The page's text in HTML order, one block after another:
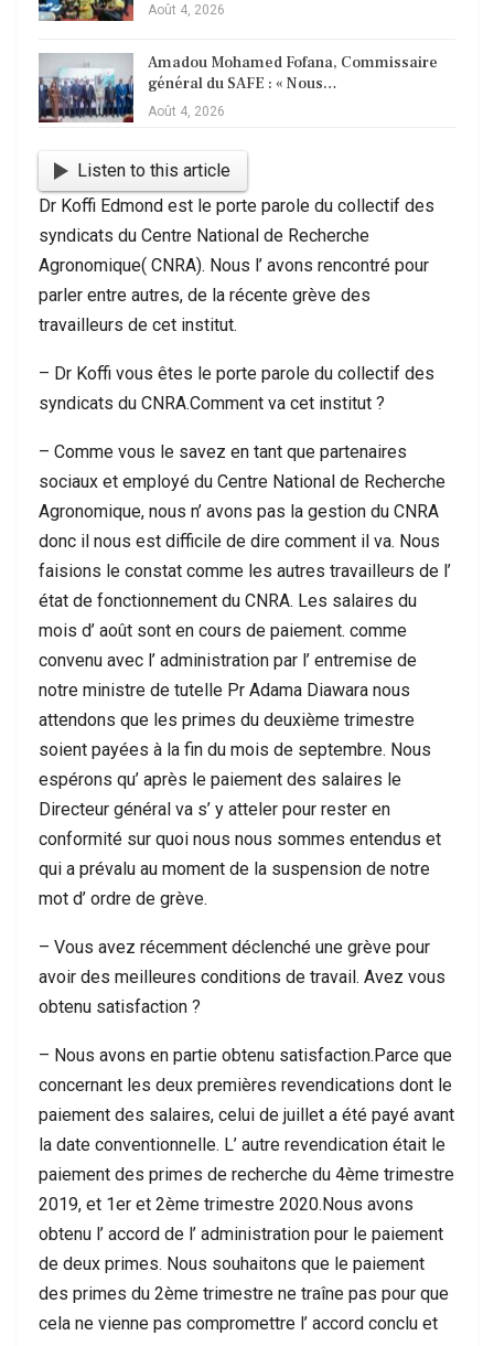
Août 4, 2026
Amadou Mohamed Fofana, Commissaire
général du SAFE : « Nous…
Août 4, 2026
Listen to this article
Dr Koffi Edmond est le porte parole du collectif des
syndicats du Centre National de Recherche
Agronomique( CNRA). Nous l’ avons rencontré pour
parler entre autres, de la récente grève des
travailleurs de cet institut.
– Dr Koffi vous êtes le porte parole du collectif des
syndicats du CNRA.Comment va cet institut ?
– Comme vous le savez en tant que partenaires
sociaux et employé du Centre National de Recherche
Agronomique, nous n’ avons pas la gestion du CNRA
donc il nous est difficile de dire comment il va. Nous
faisions le constat comme les autres travailleurs de l’
état de fonctionnement du CNRA. Les salaires du
mois d’ août sont en cours de paiement. comme
convenu avec l’ administration par l’ entremise de
notre ministre de tutelle Pr Adama Diawara nous
attendons que les primes du deuxième trimestre
soient payées à la fin du mois de septembre. Nous
espérons qu’ après le paiement des salaires le
Directeur général va s’ y atteler pour rester en
conformité sur quoi nous nous sommes entendus et
qui a prévalu au moment de la suspension de notre
mot d’ ordre de grève.
– Vous avez récemment déclenché une grève pour
avoir des meilleures conditions de travail. Avez vous
obtenu satisfaction ?
– Nous avons en partie obtenu satisfaction.Parce que
concernant les deux premières revendications dont le
paiement des salaires, celui de juillet a été payé avant
la date conventionnelle. L’ autre revendication était le
paiement des primes de recherche du 4ème trimestre
2019, et 1er et 2ème trimestre 2020.Nous avons
obtenu l’ accord de l’ administration pour le paiement
de deux primes. Nous souhaitons que le paiement
des primes du 2ème trimestre ne traîne pas pour que
cela ne vienne pas compromettre l’ accord conclu et